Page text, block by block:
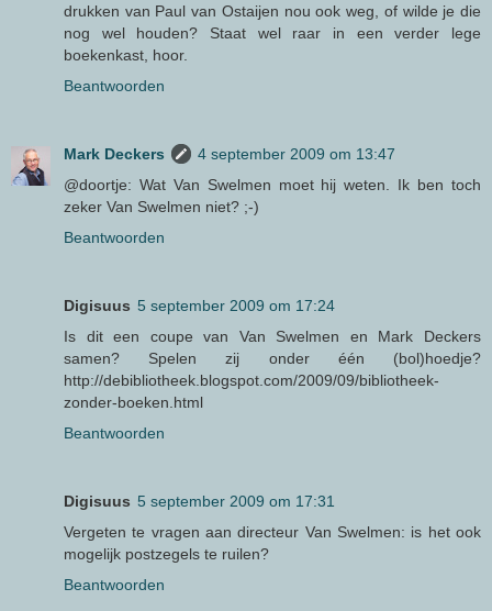
drukken van Paul van Ostaijen nou ook weg, of wilde je die
nog wel houden? Staat wel raar in een verder lege
boekenkast, hoor.
Beantwoorden
Mark Deckers
4 september 2009 om 13:47
@doortje: Wat Van Swelmen moet hij weten. Ik ben toch
zeker Van Swelmen niet? ;-)
Beantwoorden
Digisuus 5 september 2009 om 17:24
Is dit een coupe van Van Swelmen en Mark Deckers
samen? Spelen zij onder één (bol)hoedje?
http://debibliotheek.blogspot.com/2009/09/bibliotheek-
zonder-boeken.html
Beantwoorden
Digisuus 5 september 2009 om 17:31
Vergeten te vragen aan directeur Van Swelmen: is het ook
mogelijk postzegels te ruilen?
Beantwoorden